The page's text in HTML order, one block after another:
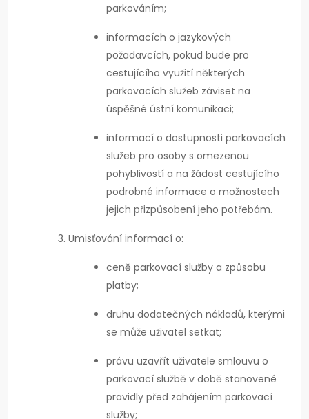
parkováním;
informacích o jazykových
požadavcích, pokud bude pro
cestujícího využití některých
parkovacích služeb záviset na
úspěšné ústní komunikaci;
informací o dostupnosti parkovacích
služeb pro osoby s omezenou
pohyblivostí a na žádost cestujícího
podrobné informace o možnostech
jejich přizpůsobení jeho potřebám.
Umisťování informací o:
ceně parkovací služby a způsobu
platby;
druhu dodatečných nákladů, kterými
se může uživatel setkat;
právu uzavřít uživatele smlouvu o
parkovací službě v době stanovené
pravidly před zahájením parkovací
služby;